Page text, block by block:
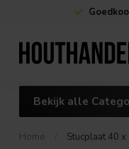
Bekijk alle
Home Stucplaat 40 x